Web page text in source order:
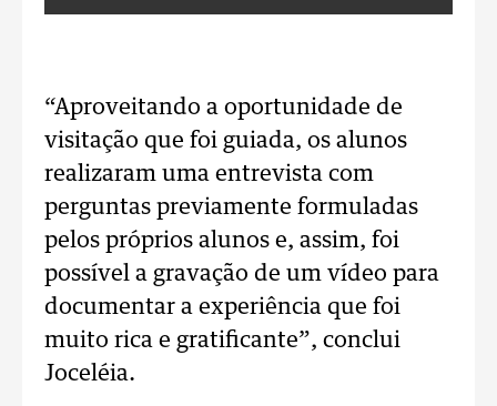
“Aproveitando a oportunidade de
visitação que foi guiada, os alunos
realizaram uma entrevista com
perguntas previamente formuladas
pelos próprios alunos e, assim, foi
possível a gravação de um vídeo para
documentar a experiência que foi
muito rica e gratificante”, conclui
Joceléia.